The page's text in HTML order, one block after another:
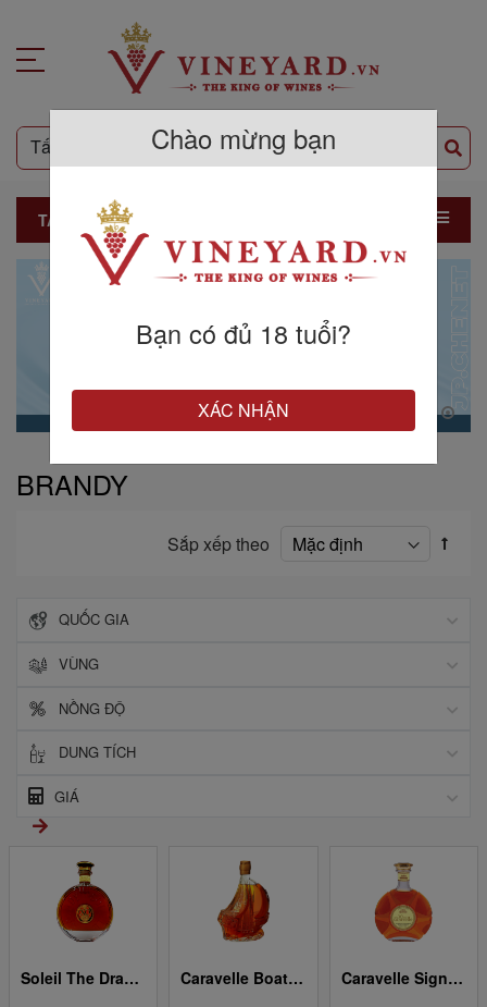
TẤT CẢ SẢN PHẨM
BRANDY
Sắp xếp theo
QUỐC GIA
VÙNG
NỒNG ĐỘ
DUNG TÍCH
GIÁ
Soleil The Dragon XO Caravelle Boat XO Caravelle Signature XO
Chào mừng bạn
Bạn có đủ 18 tuổi?
XÁC NHẬN